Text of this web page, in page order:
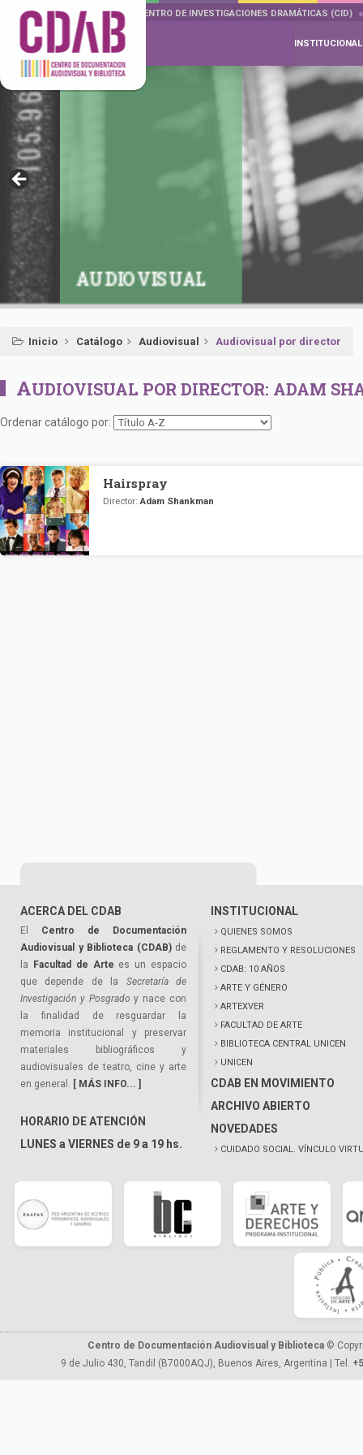
DOCUMENTA DRAMÁTICAS CENTRO DE INVESTIGACIONES DRAMÁTICAS (CID)
INSTITUCIONAL
AUDIOVISUAL
Inicio Catálogo Audiovisual Audiovisual por director
AUDIOVISUAL POR DIRECTOR: ADAM
Ordenar catálogo por:
Hairspray
Director:Adam Shankman
ACERCA DEL CDAB
El Centro de Documentación
Audiovisual y Biblioteca (CDAB)de
la
Facultad de Arte es un espacio
que depende de la Secretaría de
Investigación y Posgrado y nace con
la finalidad de resguardar la
memoria institucional y preservar
materiales bibliográficos y
audiovisuales de teatro, cine y arte
en general. [ MÁS INFO... ]
HORARIO DE ATENCIÓN
LUNES a VIERNES de 9 a 19 hs.
INSTITUCIONAL
QUIENES SOMOS
REGLAMENTO Y RESOLUCIONES
CDAB: 10 AÑOS
ARTE Y GÉNERO
ARTEXVER
FACULTAD DE ARTE
BIBLIOTECA CENTRAL UNICEN
UNICEN
CDAB EN MOVIMIENTO
ARCHIVO ABIERTO
NOVEDADES
CUIDADO SOCIAL. VÍNCULO
Centro de Documentación Audiovisual y Biblioteca ©
9 de Julio 430, Tandil (B7000AQJ), Buenos Aires, Argentina | Tel.